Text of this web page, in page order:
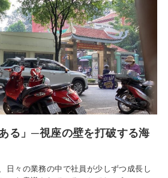
る」─視座の壁を打破する海
日々の業務の中で社員が少しずつ成長し